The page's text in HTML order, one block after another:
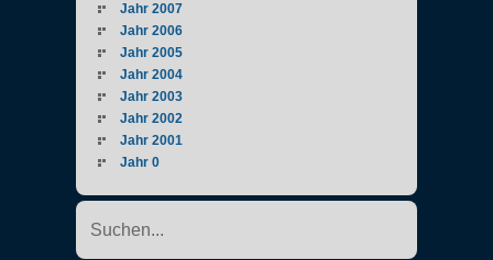
Jahr 2007
Jahr 2006
Jahr 2005
Jahr 2004
Jahr 2003
Jahr 2002
Jahr 2001
Jahr 0